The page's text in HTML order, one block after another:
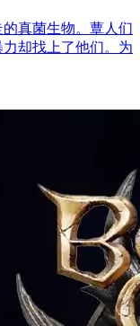
真菌生物。蕈人们
却找上了他们。为